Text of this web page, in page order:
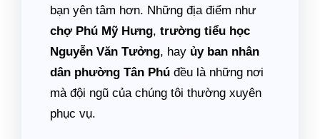
bạn yên tâm hơn. Những địa điểm như
chợ Phú Mỹ Hưng, trường tiểu học
Nguyễn Văn Tưởng, hay ủy ban nhân
dân phường Tân Phú đều là những nơi
mà đội ngũ của chúng tôi thường xuyên
phục vụ.